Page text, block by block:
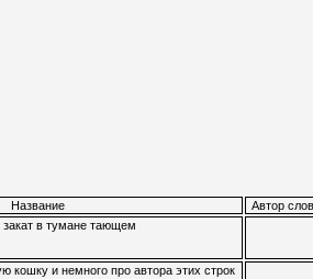
Название
Автор слов
закат в тумане тающем
кошку и немного про автора этих строк